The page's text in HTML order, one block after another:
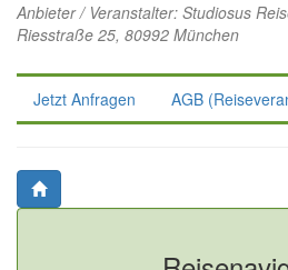
Anbieter / Veranstalter: Studiosus
Riesstraße 25, 80992 München
Jetzt Anfragen AGB